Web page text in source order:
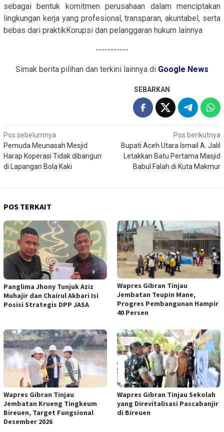
sebagai bentuk komitmen perusahaan dalam menciptakan
lingkungan kerja yang profesional, transparan, akuntabel, serta
bebas dari praktikKorupsi dan pelanggaran hukum lainnya
-----------
Simak berita pilihan dan terkini lainnya di Google News
SEBARKAN
Navigasi
pos
Pos sebelumnya
Pemuda Meunasah Mesjid
Harap Koperasi Tidak dibangun
di Lapangan Bola Kaki
Pos berikutnya
Bupati Aceh Utara Ismail A. Jalil
Letakkan Batu Pertama Masjid
Babul Falah di Kuta Makmur
POS TERKAIT
Panglima Jhony Tunjuk Aziz
Muhajir dan Chairul Akbari Isi
Posisi Strategis DPP JASA
Wapres Gibran Tinjau
Jembatan Teupin Mane,
Progres Pembangunan Hampir
40 Persen
Wapres Gibran Tinjau
Jembatan Krueng Tingkeum
Bireuen, Target Fungsional
Desember 2026
Wapres Gibran Tinjau Sekolah
yang Direvitalisasi Pascabanjir
di Bireuen